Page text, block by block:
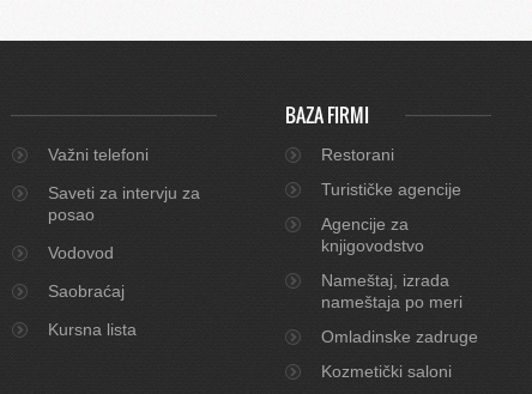
Važni telefoni
Saveti za intervju za
posao
Vodovod
Saobraćaj
Kursna lista
BAZA FIRMI
Restorani
Turističke agencije
Agencije za
knjigovodstvo
Nameštaj, izrada
nameštaja po meri
Omladinske zadruge
Kozmetički saloni